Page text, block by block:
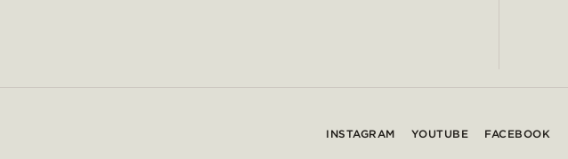
INSTAGRAM YOUTUBE FACEBOOK